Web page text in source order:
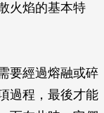
火焰的基本特
要經過熔融或碎
過程，最後才能